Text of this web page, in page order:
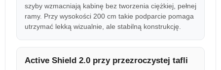
szyby wzmacniają kabinę bez tworzenia ciężkiej, pełnej
ramy. Przy wysokości 200 cm takie podparcie pomaga
utrzymać lekką wizualnie, ale stabilną konstrukcję.
Active Shield 2.0 przy przezroczystej tafli